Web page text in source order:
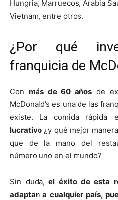
Hungria, Marruecos, Arabia
Vietnam, entre otros.
¿Por qué
franquicia de
Con más de 60 años de
McDonald’s es una de las
existe. La comida rápida
lucrativo ¿y qué mejor
que de la mano del
número uno en el mundo?
Sin duda, el éxito de esta
adaptan a cualquier país,